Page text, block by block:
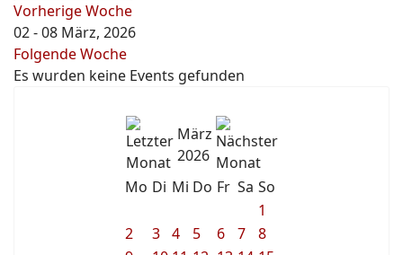
Vorherige Woche
02 - 08 März, 2026
Folgende Woche
Es wurden keine Events gefunden
März
2026
Mo Di Mi Do Fr Sa So
1
2
3 4 5 6 7
8